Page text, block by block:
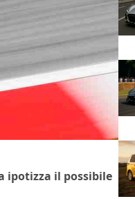
ipotizza il possibile